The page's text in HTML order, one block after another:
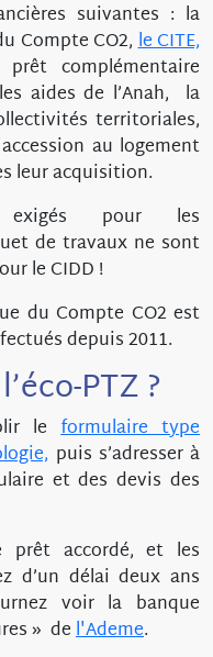
suivantes : la
Compte CO2,le CITE,
complémentaire
aides de l’Anah, la
territoriales,
au logement
leur acquisition.
pour les
de travaux ne sont
le CIDD !
du Compte CO2 est
depuis 2011.
PTZ ?
leformulaire type
puis s’adresser à
et des devis des
prêt accordé, et les
d’un délai deux ans
voir la banque
» del'Ademe.